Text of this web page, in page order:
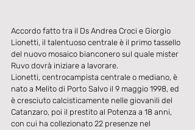
Accordo fatto tra il Ds Andrea Croci e Giorgio
Lionetti, il talentuoso centrale è il primo tassello
del nuovo mosaico bianconero sul quale mister
Ruvo dovrà iniziare a lavorare.
Lionetti, centrocampista centrale o mediano, è
nato a Melito di Porto Salvo il 9 maggio 1998, ed
è cresciuto calcisticamente nelle giovanili del
Catanzaro, poi il prestito al Potenza a 18 anni,
con cui ha collezionato 22 presenze nel